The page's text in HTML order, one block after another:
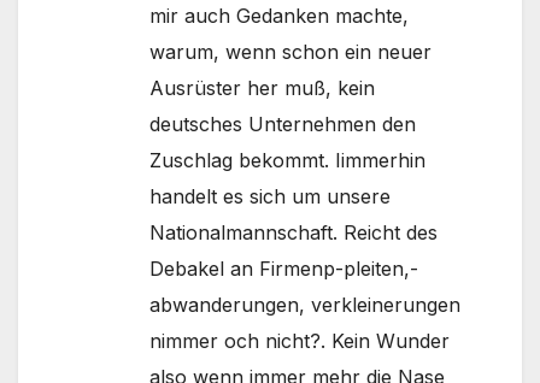
mir auch Gedanken machte,
warum, wenn schon ein neuer
Ausrüster her muß, kein
deutsches Unternehmen den
Zuschlag bekommt. Iimmerhin
handelt es sich um unsere
Nationalmannschaft. Reicht des
Debakel an Firmenp-pleiten,-
abwanderungen, verkleinerungen
nimmer och nicht?. Kein Wunder
also wenn immer mehr die Nase